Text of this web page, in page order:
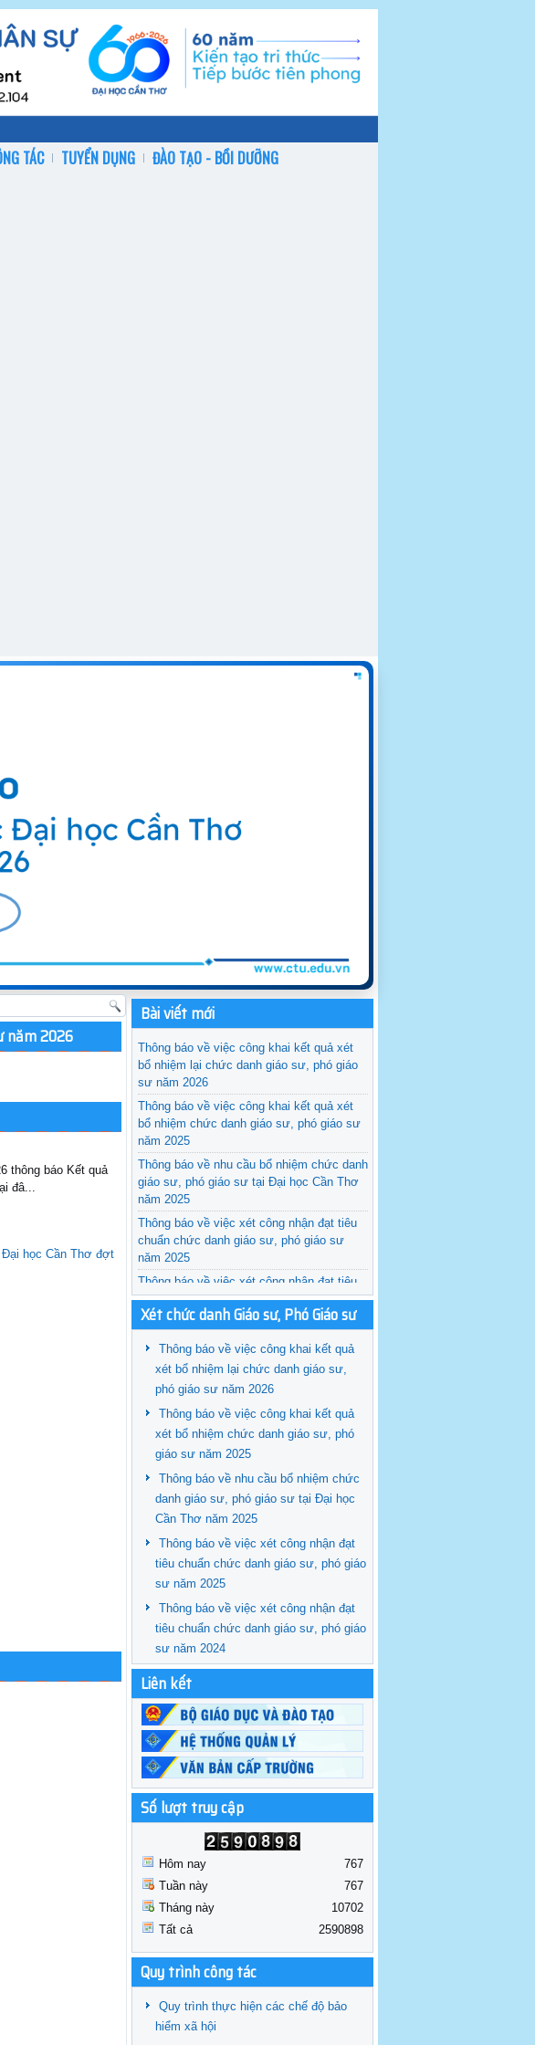
TÁC TUYỂN DỤNG
ĐÀO TẠO - BỒI DƯỠNG
năm 2026
thông báo Kết quả
đâ...
học Cần Thơ đợt
Bài viết mới
Thông báo về việc công khai kết quả xét
bổ nhiệm lại chức danh giáo sư, phó giáo
sư năm 2026
Thông báo về việc công khai kết quả xét
bổ nhiệm chức danh giáo sư, phó giáo sư
năm 2025
Thông báo về nhu cầu bổ nhiệm chức danh
giáo sư, phó giáo sư tại Đại học Cần Thơ
năm 2025
Thông báo về việc xét công nhận đạt tiêu
chuẩn chức danh giáo sư, phó giáo sư
năm 2025
Thông báo về việc xét công nhận đạt tiêu
chuẩn chức danh giáo sư, phó giáo sư
năm 2024
Xét chức danh Giáo sư, Phó Giáo sư
Thông báo về việc công khai kết quả
xét bổ nhiệm lại chức danh giáo sư,
phó giáo sư năm 2026
Thông báo về việc công khai kết quả
xét bổ nhiệm chức danh giáo sư, phó
giáo sư năm 2025
Thông báo về nhu cầu bổ nhiệm chức
danh giáo sư, phó giáo sư tại Đại học
Cần Thơ năm 2025
Thông báo về việc xét công nhận đạt
tiêu chuẩn chức danh giáo sư, phó giáo
sư năm 2025
Thông báo về việc xét công nhận đạt
tiêu chuẩn chức danh giáo sư, phó giáo
sư năm 2024
Liên kết
Số lượt truy cập
Hôm nay
Tuần này
Tháng này
Tất cả
767
767
10702
2590898
Quy trình công tác
Quy trình thực hiện các chế độ bảo
hiểm xã hội